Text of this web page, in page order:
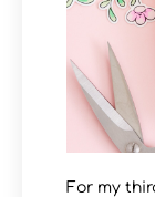
For my